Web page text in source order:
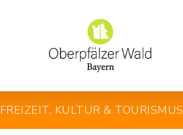
FREIZEIT, KULTUR & TOURISMUS